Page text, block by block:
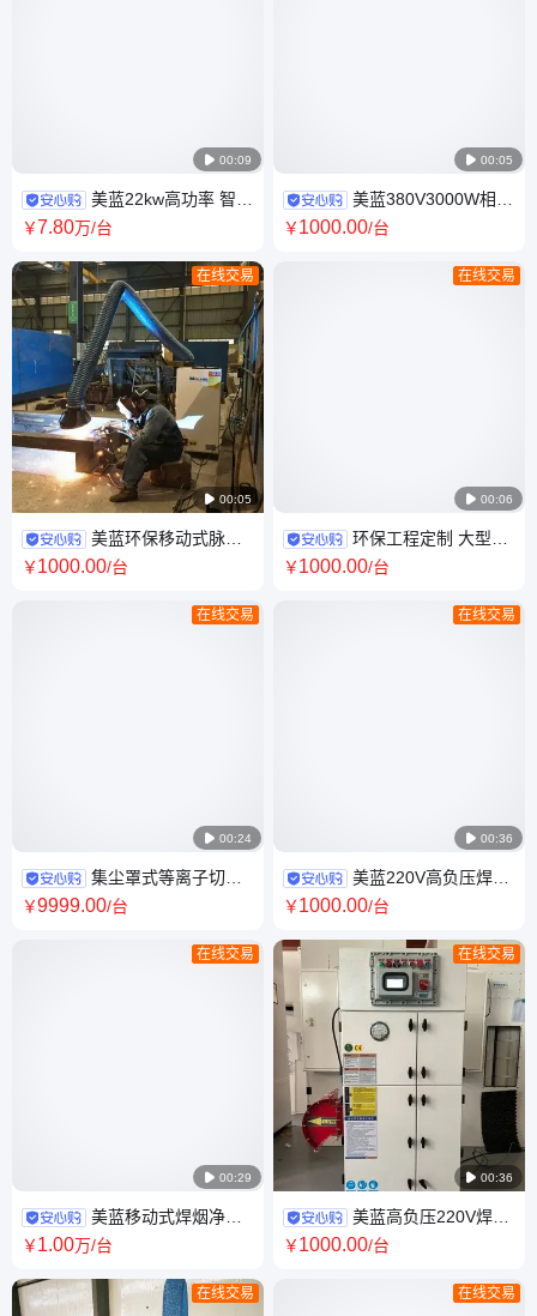
 00:09
美蓝22kw高功率 智慧
车间烟尘处理设备 智能除尘系
￥7.80万/台
 00:05
在线交易
美蓝环保移动式脉冲
滤筒除尘器 0.3μm过滤65db低
￥1000.00/台
 00:24
在线交易
集尘罩式等离子切割
除尘设备上吸风式罩子切割除
￥9999.00/台
 00:29
在线交易
美蓝移动式焊烟净化
器 3000风量0.3μm滤筒全自动
￥1.00万/台
在线交易
 00:05
美蓝380V3000W相贯
线等离子切割除尘器 99%净化
￥1000.00/台
 00:06
在线交易
环保工程定制 大型车
间烟尘烟雾处理 大功率除尘设
￥1000.00/台
 00:36
在线交易
美蓝220V高负压焊接
烟尘净化器 99.9%除尘率低噪
￥1000.00/台
 00:36
在线交易
美蓝高负压220V焊接
机器人烟尘治理设备 99.9%除
￥1000.00/台
在线交易